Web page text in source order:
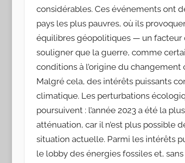
considérables. Ces événements ont
pays les plus pauvres, où ils
équilibres géopolitiques — un
souligner que la guerre, comme
conditions à l’origine du changement
Malgré cela, des intérêts puissants
climatique. Les perturbations
poursuivent : l’année 2023 a été la
atténuation, car il n’est plus possible
situation actuelle. Parmi les intérêts
le lobby des énergies fossiles et,